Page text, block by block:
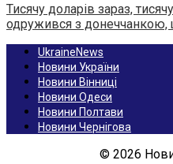
Тисячу доларів зараз,
одружився з донеччанкою,
UkraineNews
Новини України
Новини Вінниці
Новини Одеси
Новини Полтави
Новини Чернігова
© 2026